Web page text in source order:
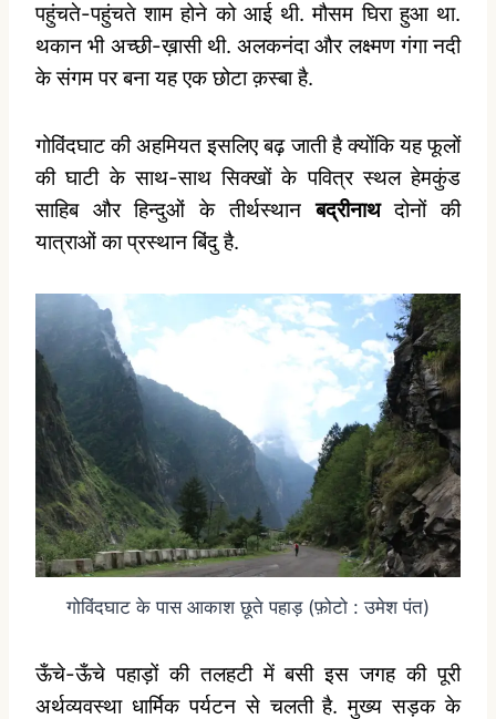
पहुंचते-पहुंचते शाम होने को आई थी. मौसम घिरा हुआ था.
थकान भी अच्छी-ख़ासी थी. अलकनंदा और लक्ष्मण गंगा नदी
के संगम पर बना यह एक छोटा क़स्बा है.
गोविंदघाट की अहमियत इसलिए बढ़ जाती है क्योंकि यह फूलों
की घाटी के साथ-साथ सिक्खों के पवित्र स्थल हेमकुंड
साहिब और हिन्दुओं के तीर्थस्थानबद्रीनाथदोनों की
यात्राओं का प्रस्थान बिंदु है.
गोविंदघाट के पास आकाश छूते पहाड़ (फ़ोटो : उमेश पंत)
ऊँचे-ऊँचे पहाड़ों की तलहटी में बसी इस जगह की पूरी
अर्थव्यवस्था धार्मिक पर्यटन से चलती है. मुख्य सड़क के